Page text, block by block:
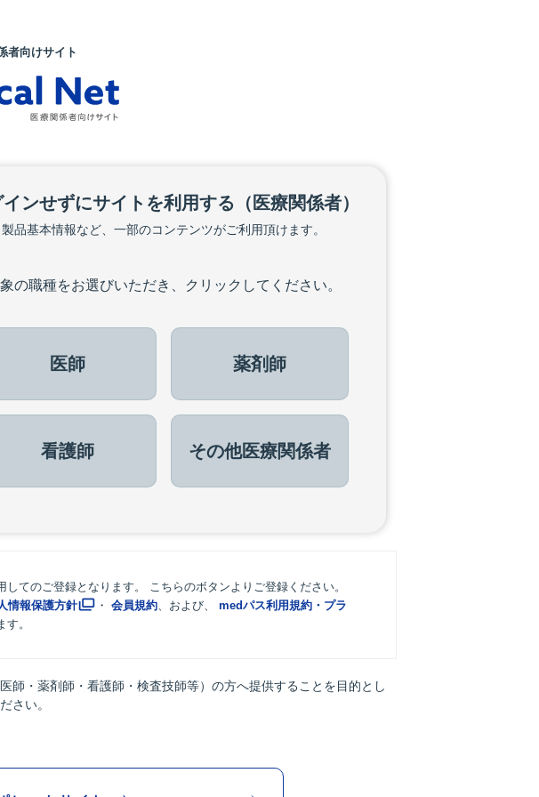
者向けサイト
インせずにサイトを利用する （医療関係者）
製品基本情報など、一部のコンテンツがご利用頂けます。
の職種をお選びいただき、クリックしてください。
医師 薬剤師
看護師 その他医療関係者
てのご登録となります。 こちらのボタンよりご登録ください。
情報保護方針 ・ 会員規約、および、 medパス利用規約・プラ
。
師・薬剤師・看護師・検査技師等）の方へ提供することを目的とし
さい。